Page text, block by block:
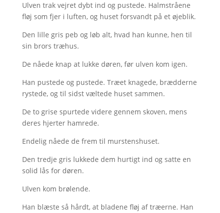
Ulven trak vejret dybt ind og pustede. Halmstråene
fløj som fjer i luften, og huset forsvandt på et øjeblik.
Den lille gris peb og løb alt, hvad han kunne, hen til
sin brors træhus.
De nåede knap at lukke døren, før ulven kom igen.
Han pustede og pustede. Træet knagede, brædderne
rystede, og til sidst væltede huset sammen.
De to grise spurtede videre gennem skoven, mens
deres hjerter hamrede.
Endelig nåede de frem til murstenshuset.
Den tredje gris lukkede dem hurtigt ind og satte en
solid lås for døren.
Ulven kom brølende.
Han blæste så hårdt, at bladene fløj af træerne. Han